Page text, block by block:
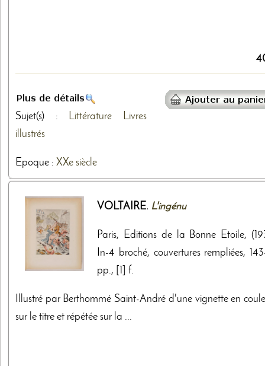
Sujet(s) : Littérature
Livres
illustrés
Epoque : XXe siècle
VOLTAIRE. L'ingénu
Paris, Editions de la Bonne Etoile,
In-4 broché, couvertures rempliées,
pp., [1] f.
Illustré par Berthommé Saint-André d'une vignette en
sur le titre et répétée sur la ...